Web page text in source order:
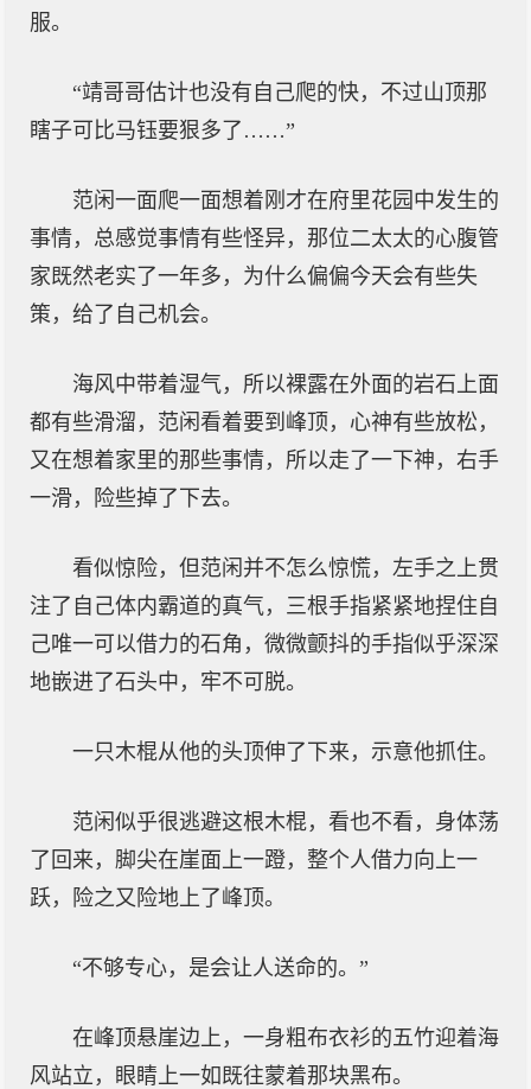
服。
“靖哥哥估计也没有自己爬的快，不过山顶那
瞎子可比马钰要狠多了……”
范闲一面爬一面想着刚才在府里花园中发生的
事情，总感觉事情有些怪异，那位二太太的心腹管
家既然老实了一年多，为什么偏偏今天会有些失
策，给了自己机会。
海风中带着湿气，所以裸露在外面的岩石上面
都有些滑溜，范闲看着要到峰顶，心神有些放松，
又在想着家里的那些事情，所以走了一下神，右手
一滑，险些掉了下去。
看似惊险，但范闲并不怎么惊慌，左手之上贯
注了自己体内霸道的真气，三根手指紧紧地捏住自
己唯一可以借力的石角，微微颤抖的手指似乎深深
地嵌进了石头中，牢不可脱。
一只木棍从他的头顶伸了下来，示意他抓住。
范闲似乎很逃避这根木棍，看也不看，身体荡
了回来，脚尖在崖面上一蹬，整个人借力向上一
跃，险之又险地上了峰顶。
“不够专心，是会让人送命的。”
在峰顶悬崖边上，一身粗布衣衫的五竹迎着海
风站立，眼睛上一如既往蒙着那块黑布。